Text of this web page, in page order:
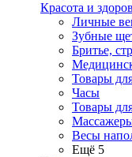
Красота и
Личные
Зубные
Бритье,
Товары
Часы
Товары
Весы
Ещё 5